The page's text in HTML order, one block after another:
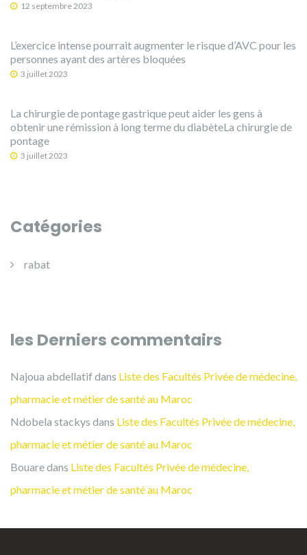
12 septembre 2023
L’exercice intense pourrait augmenter le risque d’AVC pour les
personnes ayant des artères bloquées
3 juillet 2023
La chirurgie de pontage gastrique peut aider les gens à
obtenir une rémission à long terme du diabèteLa chirurgie de
pontage
3 juillet 2023
Catégories
rabat
les Derniers commentairs
Najoua abdellatif dans Liste des Facultés Privée de médecine,
pharmacie et métier de santé au Maroc
Ndobela stackys dans Liste des Facultés Privée de médecine,
pharmacie et métier de santé au Maroc
Bouaredans Liste des Facultés Privée de médecine,
pharmacie et métier de santé au Maroc